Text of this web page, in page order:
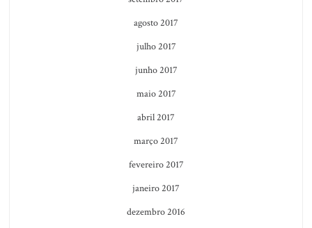
agosto 2017
julho 2017
junho 2017
maio 2017
abril 2017
março 2017
fevereiro 2017
janeiro 2017
dezembro 2016